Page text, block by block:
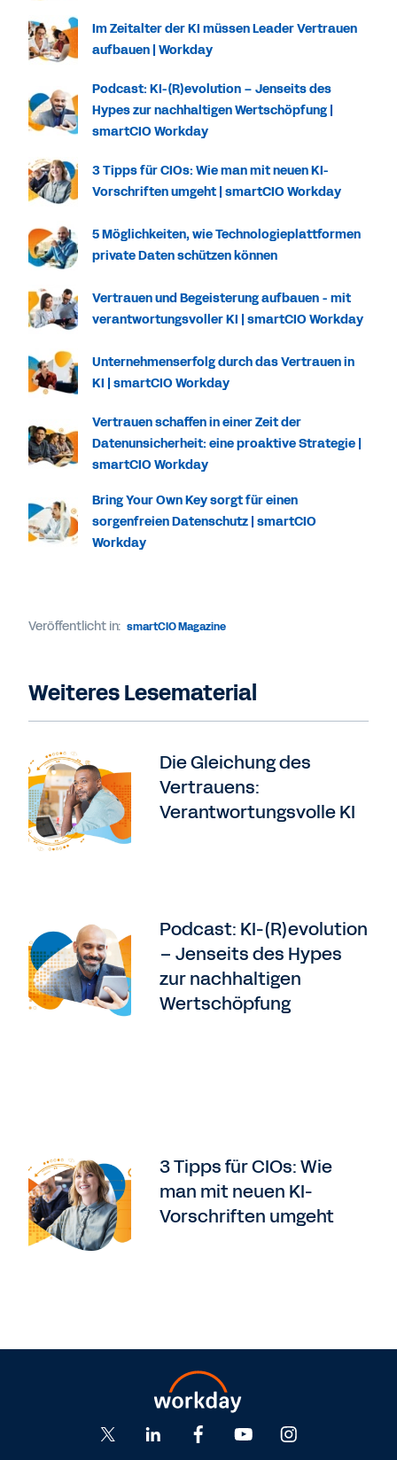
Im Zeitalter der KI müssen Leader Vertrauen
aufbauen | Workday
Podcast: KI-(R)evolution – Jenseits des
Hypes zur nachhaltigen Wertschöpfung |
smartCIO Workday
3 Tipps für CIOs: Wie man mit neuen KI-
Vorschriften umgeht | smartCIO Workday
5 Möglichkeiten, wie Technologieplattformen
private Daten schützen können
Vertrauen und Begeisterung aufbauen - mit
verantwortungsvoller KI | smartCIO Workday
Unternehmenserfolg durch das Vertrauen in
KI | smartCIO Workday
Vertrauen schaffen in einer Zeit der
Datenunsicherheit: eine proaktive Strategie |
smartCIO Workday
Bring Your Own Key sorgt für einen
sorgenfreien Datenschutz | smartCIO
Workday
Veröffentlicht in: smartCIO Magazine
Weiteres Lesematerial
Die Gleichung des
Vertrauens:
Verantwortungsvolle KI
Podcast: KI-(R)evolution
– Jenseits des Hypes
zur nachhaltigen
Wertschöpfung
3 Tipps für CIOs: Wie
man mit neuen KI-
Vorschriften umgeht